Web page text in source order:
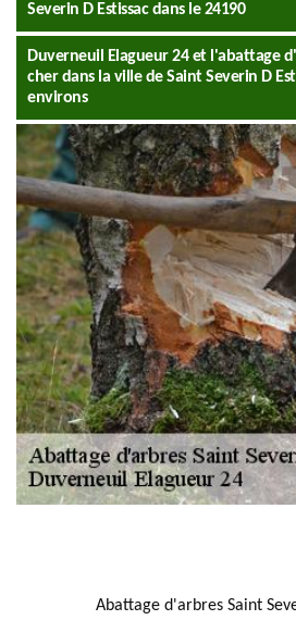
Severin D Estissac dans le 24190
Duverneuil Elagueur 24 et l'abattage
cher dans la ville de Saint Severin D
environs
Abattage d'arbres Saint